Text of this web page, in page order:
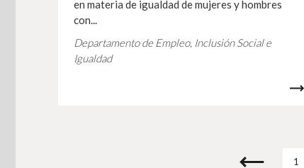
en materia de igualdad de mujeres y hombres
con...
Departamento de Empleo, Inclusión Social e
Igualdad
1